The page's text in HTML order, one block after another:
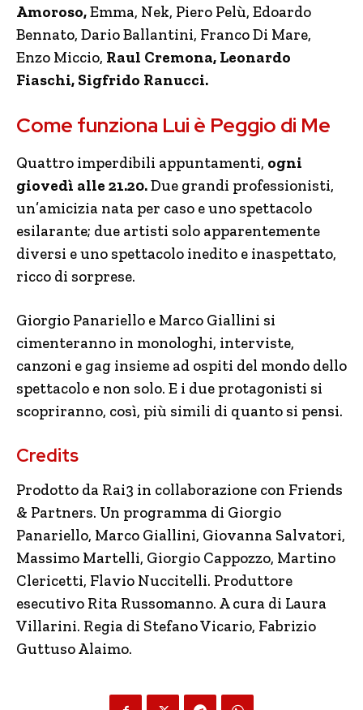
Amoroso,Emma, Nek, Piero Pelù, Edoardo
Bennato, Dario Ballantini, Franco Di Mare,
Enzo Miccio, Raul Cremona, Leonardo
Fiaschi, Sigfrido Ranucci.
Come funziona Lui è Peggio di Me
Quattro imperdibili appuntamenti, ogni
giovedì alle 21.20.Due grandi professionisti,
un’amicizia nata per caso e uno spettacolo
esilarante; due artisti solo apparentemente
diversi e uno spettacolo inedito e inaspettato,
ricco di sorprese.
Giorgio Panariello e Marco Giallini si
cimenteranno in monologhi, interviste,
canzoni e gag insieme ad ospiti del mondo dello
spettacolo e non solo. E i due protagonisti si
scopriranno, così, più simili di quanto si pensi.
Credits
Prodotto da Rai3 in collaborazione con Friends
& Partners. Un programma di Giorgio
Panariello, Marco Giallini, Giovanna Salvatori,
Massimo Martelli, Giorgio Cappozzo, Martino
Clericetti, Flavio Nuccitelli. Produttore
esecutivo Rita Russomanno. A cura di Laura
Villarini. Regia di Stefano Vicario, Fabrizio
Guttuso Alaimo.